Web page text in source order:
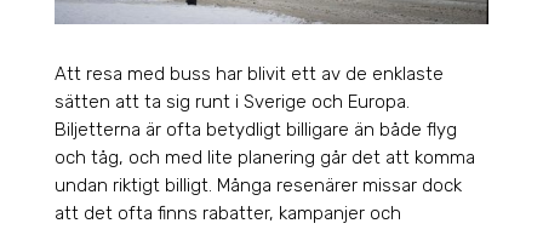
Att resa med buss har blivit ett av de enklaste
sätten att ta sig runt i Sverige och Europa.
Biljetterna är ofta betydligt billigare än både flyg
och tåg, och med lite planering går det att komma
undan riktigt billigt. Många resenärer missar dock
att det ofta finns rabatter, kampanjer och